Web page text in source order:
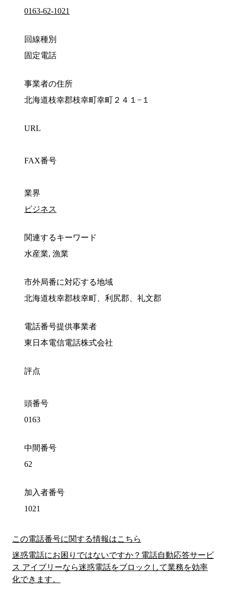
0163-62-1021
回線種別
固定電話
事業者の住所
北海道枝幸郡枝幸町幸町２４１−１
URL
FAX番号
業界
ビジネス
関連するキーワード
水産業, 漁業
市外局番に対応する地域
北海道枝幸郡枝幸町、利尻郡、礼文郡
電話番号提供事業者
東日本電信電話株式会社
評点
頭番号
0163
中間番号
62
加入者番号
1021
この電話番号に関する情報はこちら
迷惑電話にお困りではないですか？電話自動応答サービ
ス アイブリーなら迷惑電話をブロックして業務を効率
化できます。